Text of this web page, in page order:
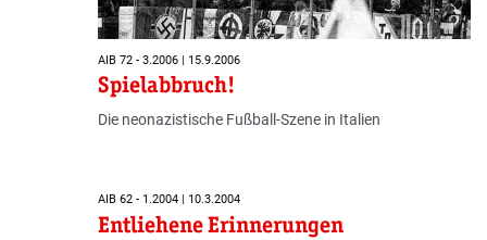
AIB 72 - 3.2006 | 15.9.2006
Spielabbruch!
Die neonazistische Fußball-Szene in Italien
AIB 62 - 1.2004 | 10.3.2004
Entliehene Erinnerungen